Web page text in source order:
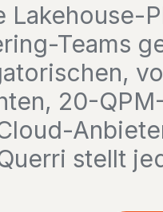
Lakehouse-
Teams
20-
stellt